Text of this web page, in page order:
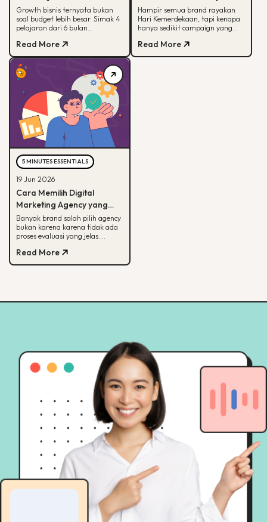
Membantu Sebuah Brand
Outdoor Bertumbuh
Growth bisnis ternyata bukan
soal budget lebih besar. Simak 4
pelajaran dari 6 bulan
memahami peran tiap channel
marketing
Read More
Hanya Sedikit yang Benar-
Benar Diingat?
Hampir semua brand rayakan
Hari Kemerdekaan, tapi kenapa
hanya sedikit campaign yang
untuk bikin campaign yang
bermakna.
Read More
5 MINUTES ESSENTIALS
19 Jun 2026
Cara Memilih Digital
Marketing Agency yang
Tepat untuk Bisnis Kamu
Banyak brand salah pilih agency
bukan karena karena tidak ada
proses evaluasi yang jelas.
menilai agency dari spesialisasi,
track record, hingga
Read More